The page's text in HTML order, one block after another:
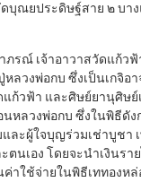
ดบุณยประดิษฐ์สาย ๒ บา
รณ์ เจ้าอาวาสวัดแก้วฟ้
หลวงพ่อกบ ซึ่งเป็นเกจิอ
ก้วฟ้า และศิษย์ยานุศิษย์
นหลวงพ่อกบ ซึ่งในพิธีดัง
ละผู้ใจบุญร่วมเช่าบูชา
ตนเอง โดยจะนำเงินรา
ค่าใช้จ่ายในพิธีเททองหล่